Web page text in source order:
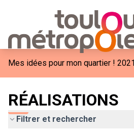
Mes idées pour mon quartier ! 2021
RÉALISATIONS
Filtrer et rechercher